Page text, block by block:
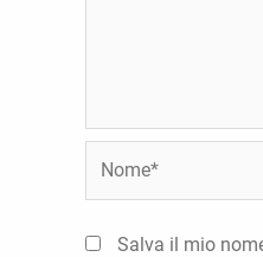
Salva il mio